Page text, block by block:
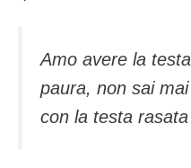
Amo avere la
paura, non sai
con la testa